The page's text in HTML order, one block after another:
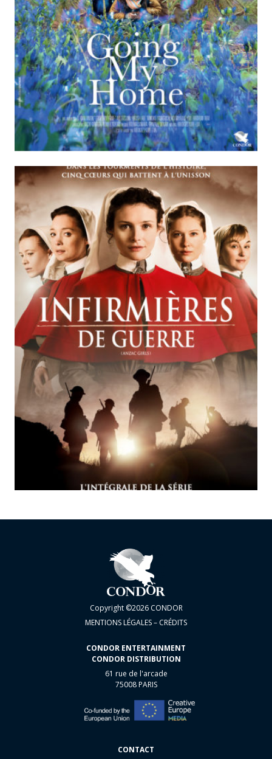
Copyright ©2026 CONDOR
MENTIONS LÉGALES – CRÉDITS
CONDOR ENTERTAINMENT
CONDOR DISTRIBUTION
61 rue de l'arcade
75008 PARIS
CONTACT